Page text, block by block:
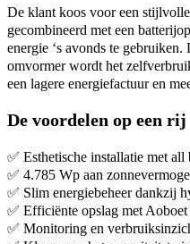
De klant koos voor een
gecombineerd met een
energie ‘s avonds te
omvormer wordt het
een lagere energiefactuur en
De voordelen op een rij
✅ Esthetische installatie met
✅ 4.785 Wp aan
✅ Slim energiebeheer dankzij
✅ Efficiënte opslag met Aoboet
✅ Monitoring en